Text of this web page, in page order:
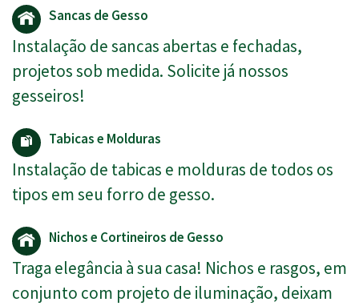
Sancas de Gesso
Instalação de sancas abertas e fechadas,
projetos sob medida. Solicite já nossos
gesseiros!
Tabicas e Molduras
Instalação de tabicas e molduras de todos os
tipos em seu forro de gesso.
Nichos e Cortineiros de Gesso
Traga elegância à sua casa! Nichos e rasgos, em
conjunto com projeto de iluminação, deixam